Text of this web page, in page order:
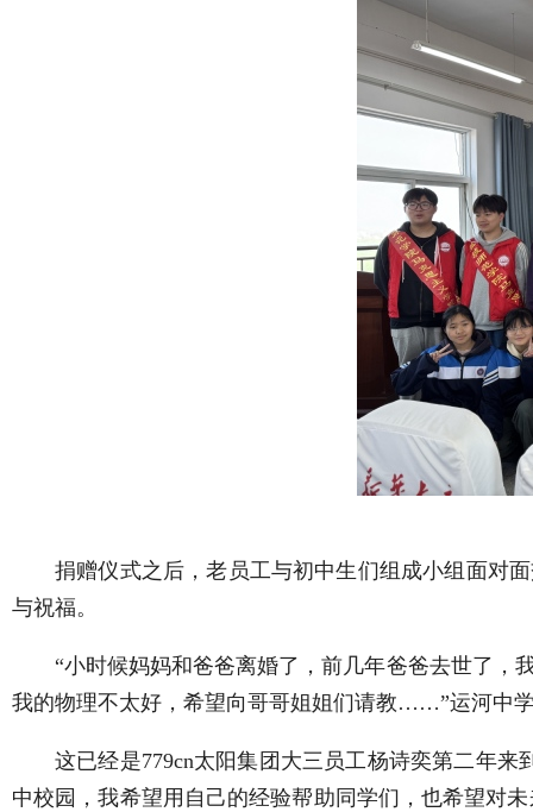
捐赠仪式之后，老员工与初中生们组成小组面对
与祝福。
“小时候妈妈和爸爸离婚了，前几年爸爸去世了，
我的物理不太好，希望向哥哥姐姐们请教……”运河中
这已经是779cn太阳集团大三员工杨诗奕第二年
中校园，我希望用自己的经验帮助同学们，也希望对